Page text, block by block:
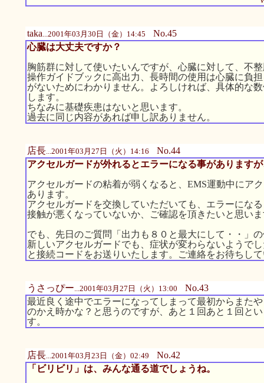
taka...2001年03月30日（金）14:45 No.45
心臓は大丈夫ですか？
胸筋群に対して使いたいんですが、心臓に対して、不
操作ガイドブックに高出力、長時間の使用は心臓に負
がないためにわかりません。よろしければ、具体的な
します。
ちなみに基礎疾患はないと思います。
過去に同じ内容があれば申し訳ありません。
店長...2001年03月27日（火）14:16 No.44
アクセルガードが外れるとエラーになる事があります
アクセルガードの粘着が弱くなると、EMS運動中にア
あります。
アクセルガードを交換していただいても、エラーにな
接触が悪くなっていないか、ご確認を頂きたいと思い
でも、先日のご質問「出力も８０と最大にして・・」
新しいアクセルガードでも、症状が変わらないようで
と接続コードをお送りいたします。ご連絡をお待ちし
うさっぴー...2001年03月27日（火）13:00 No.43
最近良く途中でエラーになってしまって最初からまた
のかえ時かな？と思うのですが、あと１回あと１回と
す。
店長...2001年03月23日（金）02:49 No.42
「ビリビリ」は、みんな通る道でしょうね。